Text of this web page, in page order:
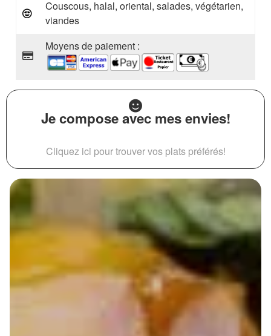
Couscous, halal, oriental, salades, végétarien,
viandes
Moyens de paiement :
Je compose avec mes envies!
Cliquez ici pour trouver vos plats préférés!